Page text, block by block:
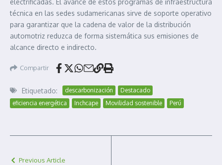
técnica en las sedes sudamericanas sirve de soporte operativo
para garantizar que la cadena de valor de la distribución
automotriz reduzca de forma sistemática sus emisiones de
alcance directo e indirecto.
Compartir
Etiquetado: descarbonización
Destacado
eficiencia energética
Inchcape Movilidad sostenible Perú
Previous Article